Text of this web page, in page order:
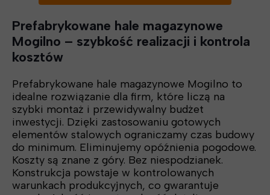
Prefabrykowane hale magazynowe
Mogilno – szybkość realizacji i kontrola
kosztów
Prefabrykowane hale magazynowe Mogilno to
idealne rozwiązanie dla firm, które liczą na
szybki montaż i przewidywalny budżet
inwestycji. Dzięki zastosowaniu gotowych
elementów stalowych ograniczamy czas budowy
do minimum. Eliminujemy opóźnienia pogodowe.
Koszty są znane z góry. Bez niespodzianek.
Konstrukcja powstaje w kontrolowanych
warunkach produkcyjnych, co gwarantuje